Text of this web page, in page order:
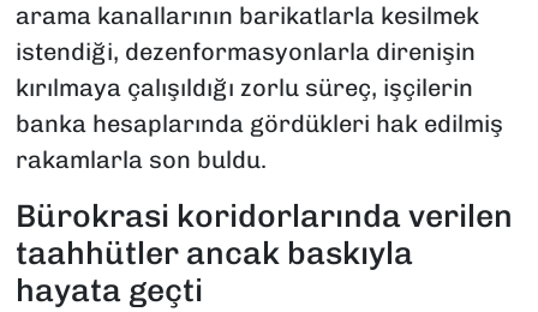
arama kanallarının barikatlarla kesilmek
istendiği, dezenformasyonlarla direnişin
kırılmaya çalışıldığı zorlu süreç, işçilerin
banka hesaplarında gördükleri hak edilmiş
rakamlarla son buldu.
Bürokrasi koridorlarında verilen
taahhütler ancak baskıyla
hayata geçti